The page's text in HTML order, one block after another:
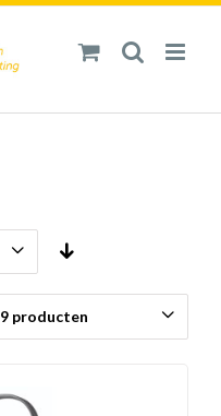
9 producten